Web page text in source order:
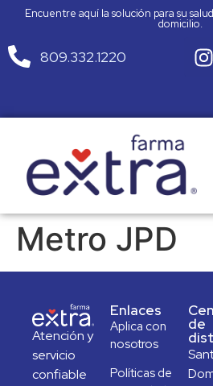
Encuentre aquí la solución para su
domicilio.
809.332.1220
Metro JPD
Atención y
servicio
confiable
Enlaces
Aplica con
nosotros
Políticas de
de